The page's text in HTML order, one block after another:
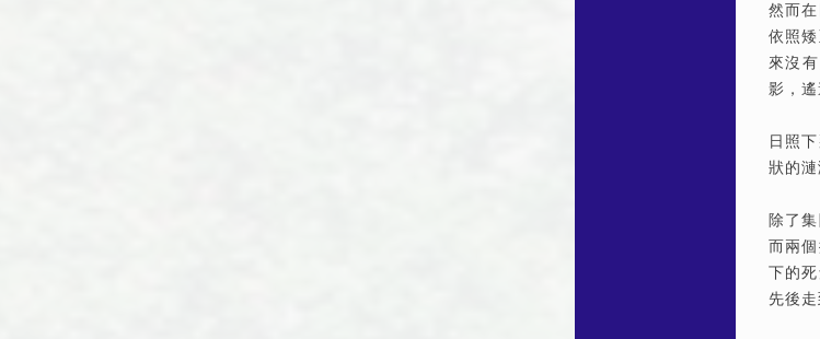
然而
依照
來沒
影，遙
日照
狀的漣
除了
而兩
下的
先後走